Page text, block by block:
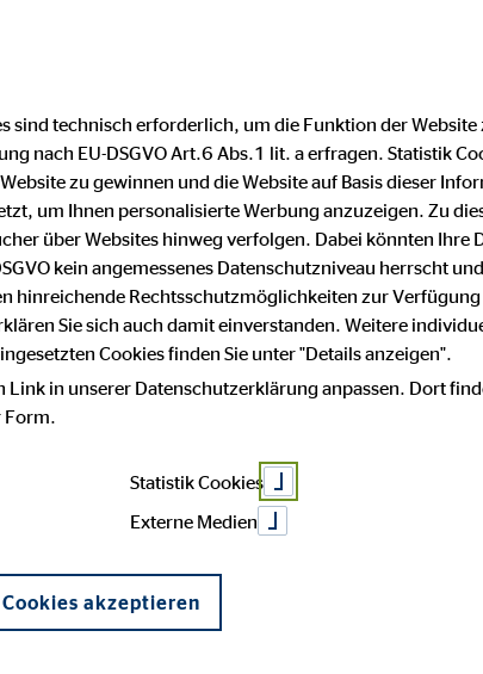
sind technisch erforderlich, um die Funktion der
nach EU-DSGVO Art.6 Abs.1 lit. a erfragen. Statistik
zu gewinnen und die Website auf Basis dieser
um Ihnen personalisierte Werbung anzuzeigen. Zu
über Websites hinweg verfolgen. Dabei könnten Ihre
kein angemessenes Datenschutzniveau herrscht
hinreichende Rechtsschutzmöglichkeiten zur
Sie sich auch damit einverstanden. Weitere
Cookies finden Sie unter "Details anzeigen".
in unserer Datenschutzerklärung anpassen. Dort
Form.
Statistik Cookies
Externe Medien
akzeptieren